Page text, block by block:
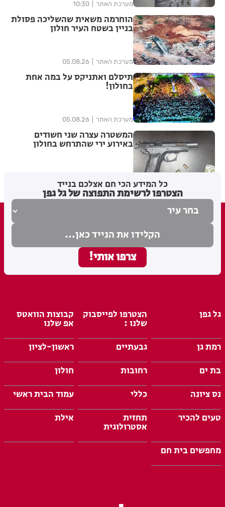
מערכת האתר 10:30
הוחרמה משאית שהשליכה פסולת
בניין בשטח העיר חולון
מערכת האתר 05.08.26
תיסלם ואתניקס על במה אחת
בחולון!
מערכת האתר 05.08.26
המשטרה עצרה שני חשודים
באירוע ירי שהתרחש בחולון
כל המידע הכי חם אצלכם בנייד
הצטרפו לרשימת התפוצה של גל גפן
גל גפן הצטרפו לפייסבוק
שלנו :
קבוצות הוואטס
אפ שלנו
רמת גן
גבעתיים
ראשון-לציון
בת ים
רחובות
חולון
נס ציונה
כללי
עמוד הבית ראשי
טעים להכיר
תחזית
אסטרולוגית
אילת
מחפשים בית חם